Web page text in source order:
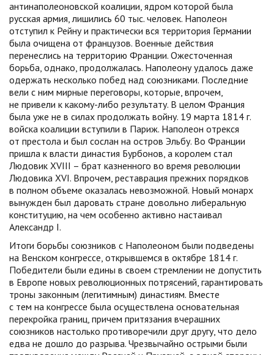
антинаполеоновской коалиции, ядром которой была
русская армия, лишились 60 тыс. человек. Наполеон
отступил к Рейну и практически вся территория Германии
была очищена от французов. Военные действия
перенеслись на территорию Франции. Ожесточенная
борьба, однако, продолжалась. Наполеону удалось даже
одержать несколько побед над союзниками. Последние
вели с ним мирные переговоры, которые, впрочем,
не привели к какому-либо результату. В целом Франция
была уже не в силах продолжать войну. 19 марта 1814 г.
войска коалиции вступили в Париж. Наполеон отрекся
от престола и был сослан на остров Эльбу. Во Франции
пришла к власти династия Бурбонов, а королем стал
Людовик XVIII – брат казненного во время революции
Людовика XVI. Впрочем, реставрация прежних порядков
в полном объеме оказалась невозможной. Новый монарх
вынужден был даровать стране довольно либеральную
конституцию, на чем особенно активно настаивал
Александр I.
Итоги борьбы союзников с Наполеоном были подведены
на Венском конгрессе, открывшемся в октябре 1814 г.
Победители были едины в своем стремлении не допустить
в Европе новых революционных потрясений, гарантировать
троны законным (легитимным) династиям. Вместе
с тем на конгрессе была осуществлена основательная
перекройка границ, причем притязания вчерашних
союзников настолько противоречили друг другу, что дело
едва не дошло до разрыва. Чрезвычайно острыми были